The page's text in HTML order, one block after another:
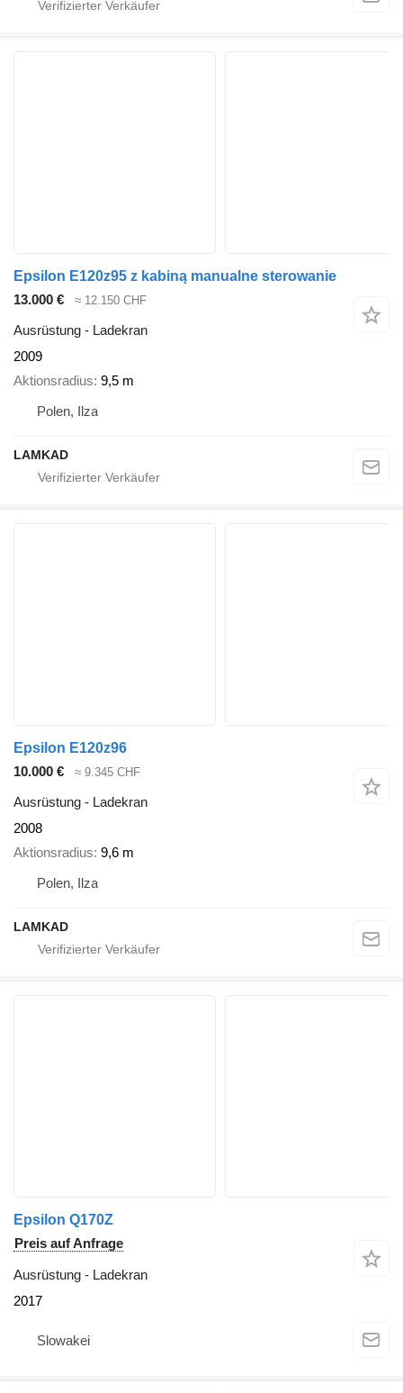
Epsilon E120z95 z kabiną manualne sterowanie
13.000 €
≈ 12.150 CHF
Ausrüstung - Ladekran
2009
Aktionsradius 9,5 m
Polen, Ilza
LAMKAD
Epsilon E120z96
10.000 €
≈ 9.345 CHF
Ausrüstung - Ladekran
2008
Aktionsradius 9,6 m
Polen, Ilza
LAMKAD
Epsilon Q170Z
Preis auf Anfrage
Ausrüstung - Ladekran
2017
Slowakei